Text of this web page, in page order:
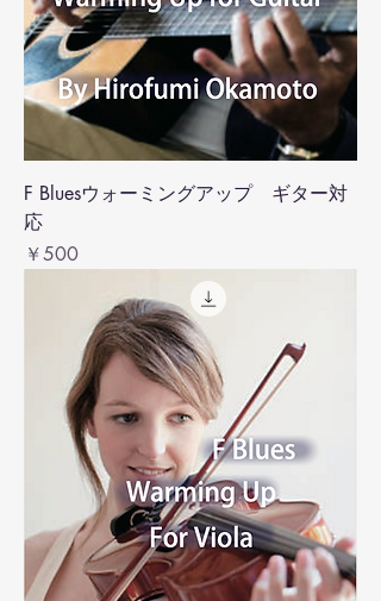
F Bluesウォーミングアップ ギター対
応
価格
￥500